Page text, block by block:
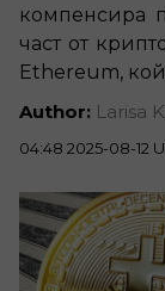
компенсира
част от
Ethereum,
Author: Larisa
04:48 2025-08-12